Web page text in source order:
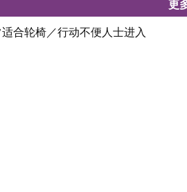
更
合轮椅／行动不便人士进入